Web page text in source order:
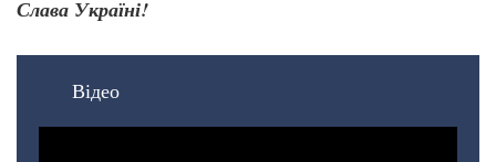
Слава Україні!
Відео